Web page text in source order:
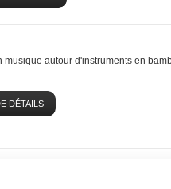
musique autour d'instruments en
DÉTAILS